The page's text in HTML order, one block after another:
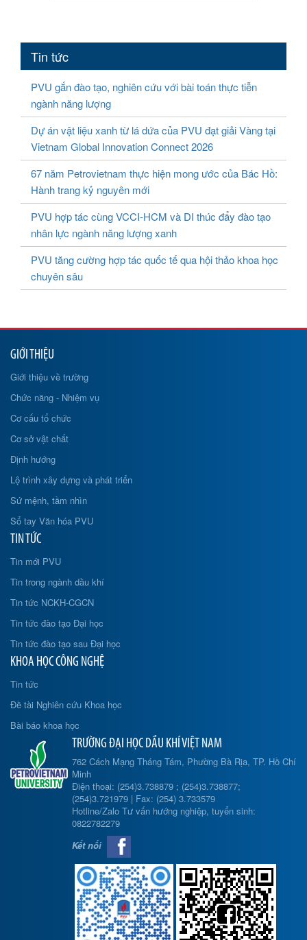
Tin tức
PVU gắn đào tạo, nghiên cứu với bài toán thực tiễn
ngành năng lượng
Dự án vật liệu xanh từ lá dứa của PVU đạt giải Vàng tại
Vietnam Global Innovation Connect 2026
67 năm Petrovietnam thực hiện mong ước của Bác Hồ:
Hành trang kỷ nguyên mới
PVU hợp tác cùng VCCI-HCM và DI thúc đẩy đào tạo
nhân lực ngành năng lượng xanh
PVU tăng cường hợp tác quốc tế qua hội thảo khoa học
chuyên sâu
GIỚI THIỆU
Giới thiệu về trường
Chức năng - Nhiệm vụ
Cơ cấu tổ chức
Cơ sở vật chất
Định hướng
Lộ trình xây dựng và phát triển
Sứ mệnh, tầm nhìn
Sổ tay Văn hóa PVU
TIN TỨC
Tin mới PVU
Tin trong ngành dầu khí
Tin tức NCKH-CGCN
Tin tức đào tạo Đại học
Tin tức đào tạo sau Đại học
KHOA HỌC CÔNG NGHỆ
Tin tức
Đề tài Nghiên cứu Khoa học
Bài báo khoa học
TRƯỜNG ĐẠI HỌC DẦU KHÍ VIỆT NAM
762 Cách Mạng Tháng Tám, Phường Bà Rịa, TP. Hồ Chí
Minh
Điện thoại: (254)3.738879 ; (254)3.738877;
(254)3.721979 | Fax: (254) 3.733579
Hotline/Zalo Tư vấn hướng nghiệp, tuyển sinh:
0822782279
Kết nối